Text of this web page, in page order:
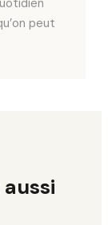
peut